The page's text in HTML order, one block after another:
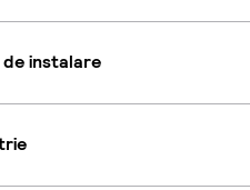
de instalare